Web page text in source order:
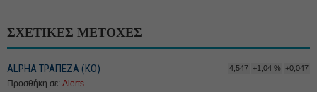
ΣΧΕΤΙΚΕΣ ΜΕΤΟΧΕΣ
ALPHA ΤΡΑΠΕΖΑ (ΚΟ) 4,547 +1,04 % +0,047
Προσθήκη σε: Alerts